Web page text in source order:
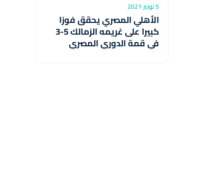
5 نونبر 2021
الأهلي المصري يحقق فوزا
كبيرا على غريمه الزمالك 5-3
في قمة الدوري المصري